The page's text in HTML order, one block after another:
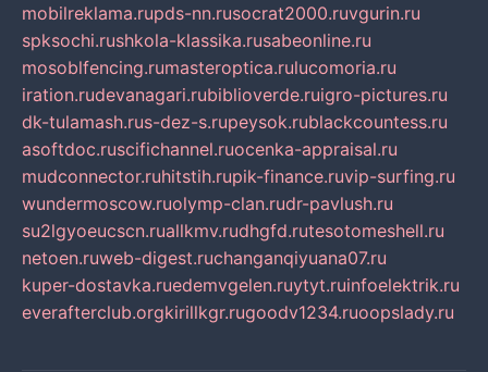
mobilreklama.rupds-nn.rusocrat2000.ruvgurin.ru
spksochi.rushkola-klassika.rusabeonline.ru
mosoblfencing.rumasteroptica.rulucomoria.ru
iration.rudevanagari.rubiblioverde.ruigro-pictures.ru
dk-tulamash.rus-dez-s.rupeysok.rublackcountess.ru
asoftdoc.ruscifichannel.ruocenka-appraisal.ru
mudconnector.ruhitstih.rupik-finance.ruvip-surfing.ru
wundermoscow.ruolymp-clan.rudr-pavlush.ru
su2lgyoeucscn.ruallkmv.rudhgfd.rutesotomeshell.ru
netoen.ruweb-digest.ruchanganqiyuana07.ru
kuper-dostavka.ruedemvgelen.ruytyt.ruinfoelektrik.ru
everafterclub.orgkirillkgr.rugoodv1234.ruoopslady.ru